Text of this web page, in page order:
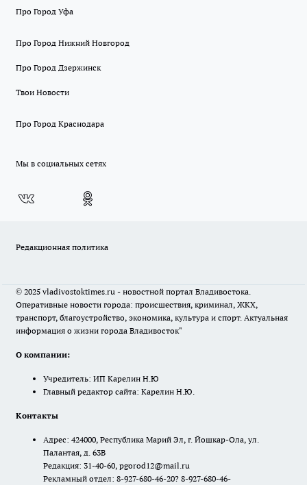
Про Город Уфа
Про Город Нижний Новгород
Про Город Дзержинск
Твои Новости
Про Город Краснодара
Мы в социальных сетях
Редакционная политика
© 2025 vladivostoktimes.ru - новостной портал Владивостока.
Оперативные новости города: происшествия, криминал, ЖКХ,
транспорт, благоустройство, экономика, культура и спорт. Актуальная
информация о жизни города Владивосток"
О компании:
Учредитель: ИП Карелин Н.Ю
Главный редактор сайта: Карелин Н.Ю.
Контакты
Адрес: 424000, Республика Марий Эл, г. Йошкар-Ола, ул.
Палантая, д. 63В
Редакция: 31-40-60, pgorod12@mail.ru
Рекламный отдел: 8-927-680-46-20? 8-927-680-46-